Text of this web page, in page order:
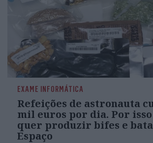
EXAME INFORMÁTICA
Refeições de astronauta
mil euros por dia. Por
quer produzir bifes e
Espaço